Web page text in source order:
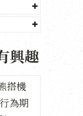
興趣
搭機
為期